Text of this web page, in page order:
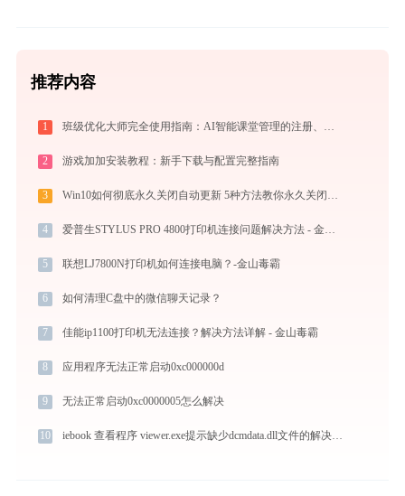
推荐内容
1 班级优化大师完全使用指南：AI智能课堂管理的注册、实操与效率提升全攻略（2026最新）
2 游戏加加安装教程：新手下载与配置完整指南
3 Win10如何彻底永久关闭自动更新 5种方法教你永久关闭win10自动更新
4 爱普生STYLUS PRO 4800打印机连接问题解决方法 - 金山毒霸
5 联想LJ7800N打印机如何连接电脑？-金山毒霸
6 如何清理C盘中的微信聊天记录？
7 佳能ip1100打印机无法连接？解决方法详解 - 金山毒霸
8 应用程序无法正常启动0xc000000d
9 无法正常启动0xc0000005怎么解决
10 iebook 查看程序 viewer.exe提示缺少dcmdata.dll文件的解决办法